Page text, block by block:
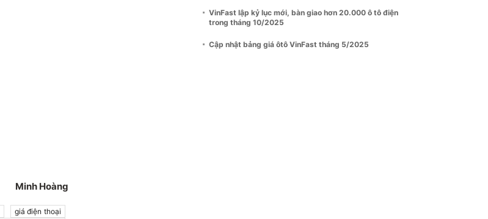
Minh Hoàng
giá điện thoại
VinFast lập kỷ lục mới, bàn giao hơn 20.000 ô tô điện
trong tháng 10/2025
Cập nhật bảng giá ôtô VinFast tháng 5/2025